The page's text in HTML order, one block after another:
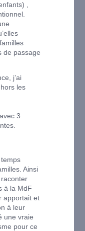
,
de passage
j’ai
les
3
Ainsi
à la MdF
apportait et
à leur
une vraie
pour ce